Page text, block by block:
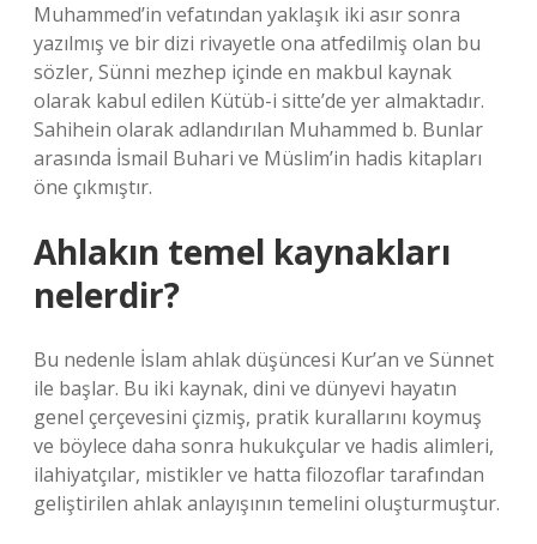
Muhammed’in vefatından yaklaşık iki asır sonra
yazılmış ve bir dizi rivayetle ona atfedilmiş olan bu
sözler, Sünni mezhep içinde en makbul kaynak
olarak kabul edilen Kütüb-i sitte’de yer almaktadır.
Sahihein olarak adlandırılan Muhammed b. Bunlar
arasında İsmail Buhari ve Müslim’in hadis kitapları
öne çıkmıştır.
Ahlakın temel kaynakları
nelerdir?
Bu nedenle İslam ahlak düşüncesi Kur’an ve Sünnet
ile başlar. Bu iki kaynak, dini ve dünyevi hayatın
genel çerçevesini çizmiş, pratik kurallarını koymuş
ve böylece daha sonra hukukçular ve hadis alimleri,
ilahiyatçılar, mistikler ve hatta filozoflar tarafından
geliştirilen ahlak anlayışının temelini oluşturmuştur.